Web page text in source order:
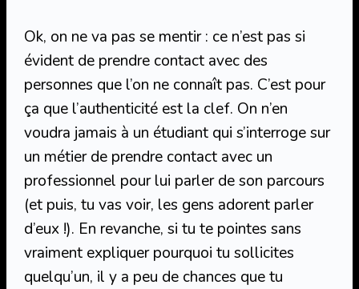
Ok, on ne va pas se mentir : ce n’est pas si
évident de prendre contact avec des
personnes que l’on ne connaît pas. C’est pour
ça que l’authenticité est la clef. On n’en
voudra jamais à un étudiant qui s’interroge sur
un métier de prendre contact avec un
professionnel pour lui parler de son parcours
(et puis, tu vas voir, les gens adorent parler
d’eux !). En revanche, si tu te pointes sans
vraiment expliquer pourquoi tu sollicites
quelqu’un, il y a peu de chances que tu